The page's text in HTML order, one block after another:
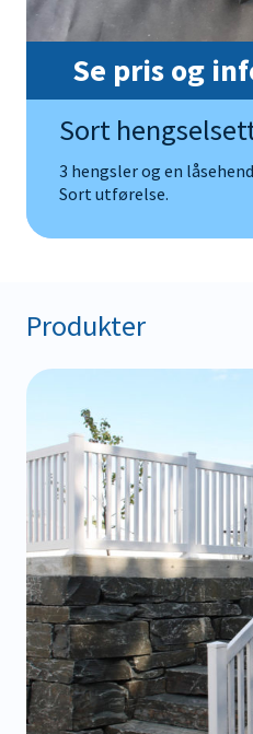
Se pris og
Sort
3 hengsler og en
Sort utførelse.
Produkter